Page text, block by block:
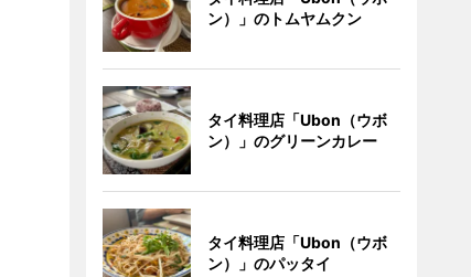
ン）」のトムヤムクン
タイ料理店「Ubon（ウボ
ン）」のグリーンカレー
タイ料理店「Ubon（ウボ
ン）」のパッタイ